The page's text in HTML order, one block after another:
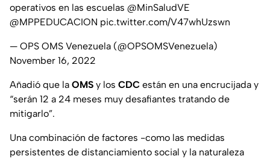
operativos en las escuelas @MinSaludVE
@MPPEDUCACION pic.twitter.com/V47whUzswn
— OPS OMS Venezuela (@OPSOMSVenezuela)
November 16, 2022
Añadió que la OMS y los CDC están en una encrucijada y
“serán 12 a 24 meses muy desafiantes tratando de
mitigarlo”.
Una combinación de factores -como las medidas
persistentes de distanciamiento social y la naturaleza